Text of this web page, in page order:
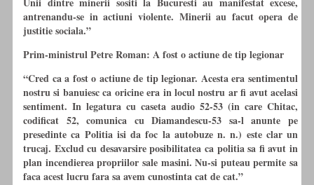
antrenandu-se in actiuni violente. Minerii au facut opera de
justitie sociala.”
Prim-ministrul Petre Roman: A fost o actiune de tip legionar
“Cred ca a fost o actiune de tip legionar. Acesta era sentimentul
nostru si banuiesc ca oricine era in locul nostru ar fi avut acelasi
sentiment. In legatura cu caseta audio 52-53 (in care Chitac,
codificat 52, comunica cuDiamandescu-53 sa-l anunte pe
presedinte ca Politia isi da foc la autobuze n. n.) este clar un
trucaj. Excludcu desavarsire posibilitatea ca politia sa fi avut in
plan incendierea propriilor sale masini. Nu-si puteau permite sa
faca acest lucru fara sa avem cunostinta cat de cat.”